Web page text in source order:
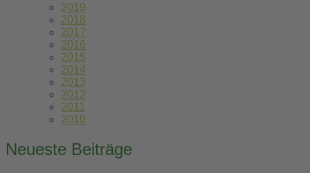
2019
2018
2017
2016
2015
2014
2013
2012
2011
2010
Neueste Beiträge